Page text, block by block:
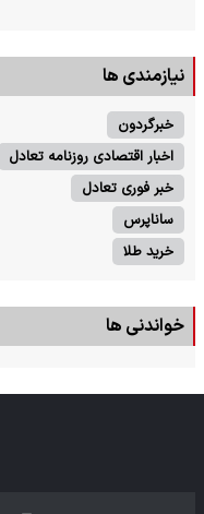
نیازمندی ها
خبرگردون
اخبار اقتصادی روزنامه تعادل
خبر فوری تعادل
ساناپرس
خرید طلا
خواندنی ها